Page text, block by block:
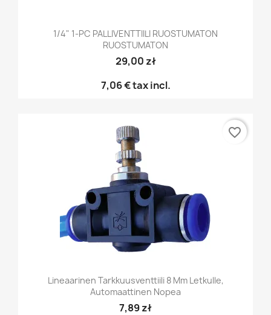
1/4" 1-PC PALLIVENTTIILI RUOSTUMATON
RUOSTUMATON
29,00 zł
7,06 €tax incl.
Lineaarinen Tarkkuusventtiili 8 Mm Letkulle,
Automaattinen Nopea
7,89 zł
favorite_border